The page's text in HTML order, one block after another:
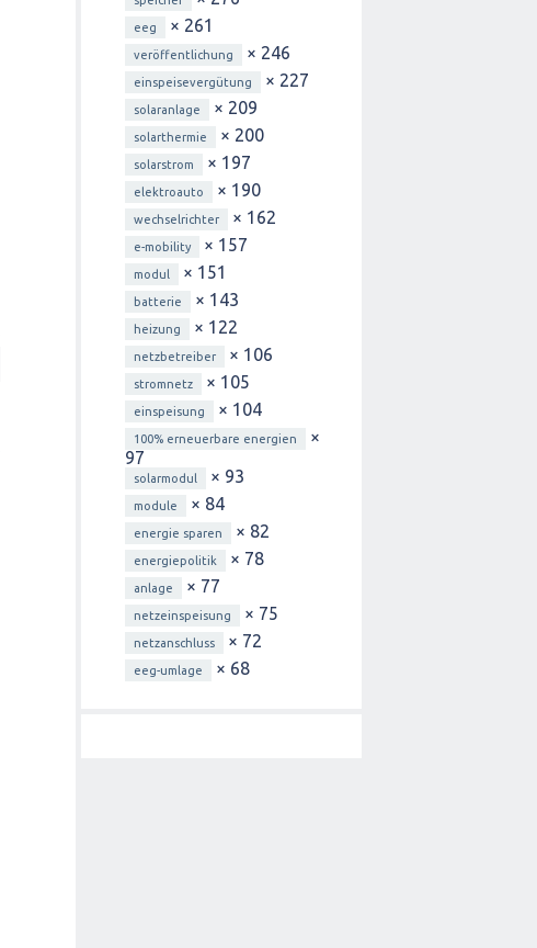
eeg × 261
veröffentlichung × 246
einspeisevergütung × 227
solaranlage × 209
solarthermie × 200
solarstrom × 197
elektroauto × 190
wechselrichter × 162
e-mobility × 157
modul × 151
batterie × 143
heizung × 122
netzbetreiber × 106
stromnetz × 105
einspeisung × 104
100% erneuerbare energien
×
97
solarmodul × 93
module × 84
energie sparen × 82
energiepolitik × 78
anlage × 77
netzeinspeisung × 75
netzanschluss × 72
eeg-umlage × 68